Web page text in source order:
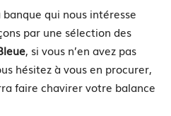
qui nous intéresse
par une sélection des
, si vous n’en avez pas
hésitez à vous en procurer,
faire chavirer votre balance